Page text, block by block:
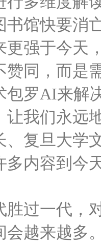
书馆快要消
更强于今天
赞同，而是
包罗AI来解
让我们永远
、复旦大学
多内容到今
胜过一代，
会越来越多